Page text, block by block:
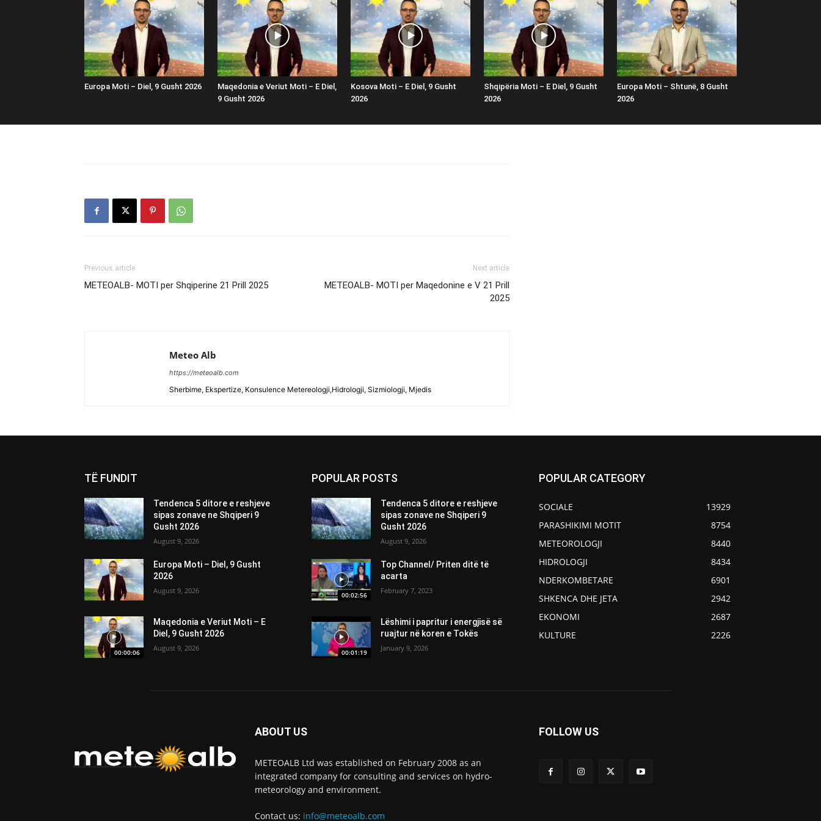
Europa Moti – Diel, 9 Gusht 2026
Maqedonia e Veriut Moti – E Diel,
9 Gusht 2026
Kosova Moti – E Diel, 9 Gusht
2026
Shqipëria Moti – E Diel, 9 Gusht
2026
Europa Moti – Shtunë, 8 Gusht
2026
Previous article
METEOALB- MOTI per Shqiperine 21 Prill 2025
Next article
METEOALB- MOTI per Maqedonine e V 21 Prill
2025
Meteo Alb
https://meteoalb.com
Sherbime, Ekspertize, Konsulence Metereologji,Hidrologji, Sizmiologji, Mjedis
TË FUNDIT
Tendenca 5 ditore e reshjeve
sipas zonave ne Shqiperi 9
Gusht 2026
August 9, 2026
Europa Moti – Diel, 9 Gusht
2026
August 9, 2026
00:00:06
Maqedonia e Veriut Moti – E
Diel, 9 Gusht 2026
August 9, 2026
POPULAR POSTS
Tendenca 5 ditore e reshjeve
sipas zonave ne Shqiperi 9
Gusht 2026
August 9, 2026
00:02:56
Top Channel/ Priten ditë të
acarta
February 7, 2023
00:01:19
Lëshimi i papritur i energjisë së
ruajtur në koren e Tokës
January 9, 2026
POPULAR CATEGORY
SOCIALE
13929
PARASHIKIMI MOTIT
8754
METEOROLOGJI
8440
HIDROLOGJI
8434
NDERKOMBETARE
6901
SHKENCA DHE JETA
2942
EKONOMI
2687
KULTURE
2226
ABOUT US
METEOALB Ltd was established on February 2008 as an
integrated company for consulting and services on hydro-
meteorology and environment.
Contact us: info@meteoalb.com
FOLLOW US